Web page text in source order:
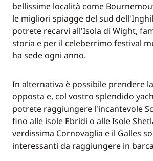
bellissime località come
le migliori spiagge del sud
potrete recarvi all'Isola di Wight,
storia e per il celeberrimo festival
ha sede ogni anno.
In alternativa è possibile prendere
opposta e, col vostro splendido
potrete raggiungere l'incantevole
fino alle isole Ebridi o alle Isole
verdissima Cornovaglia e il Galles
interessanti da raggiungere in